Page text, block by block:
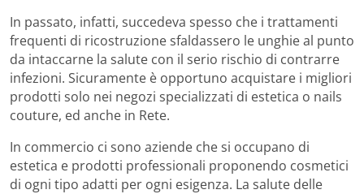
In passato, infatti, succedeva spesso che i trattamenti
frequenti di ricostruzione sfaldassero le unghie al punto
da intaccarne la salute con il serio rischio di contrarre
infezioni. Sicuramente è opportuno acquistare i migliori
prodotti solo nei negozi specializzati di estetica o nails
couture, ed anche in Rete.
In commercio ci sono aziende che si occupano di
estetica e prodotti professionali proponendo cosmetici
di ogni tipo adatti per ogni esigenza. La salute delle